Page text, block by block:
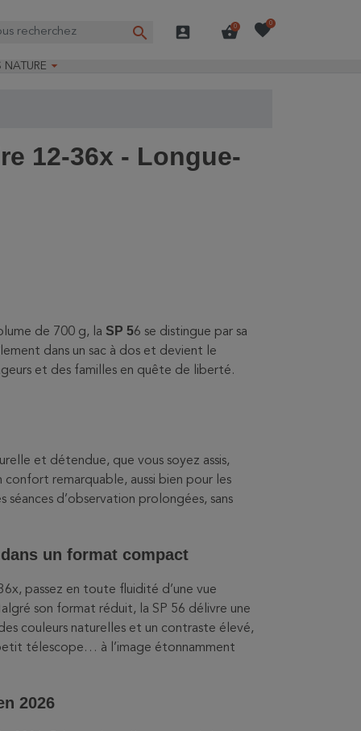
search account_box shopping_basket
0 favorite0
NATURE 
12-36x - Longue-
de 700 g, la SP 56 se distingue par sa
dans un sac à dos et devient le
et des familles en quête de liberté.
et détendue, que vous soyez assis,
remarquable, aussi bien pour les
d’observation prolongées, sans
un format compact
passez en toute fluidité d’une vue
son format réduit, la SP 56 délivre une
couleurs naturelles et un contraste élevé,
télescope… à l’image étonnamment
2026